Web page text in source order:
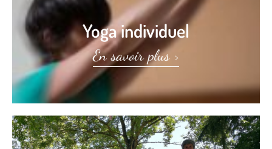
Yoga individuel​
En savoir plus >